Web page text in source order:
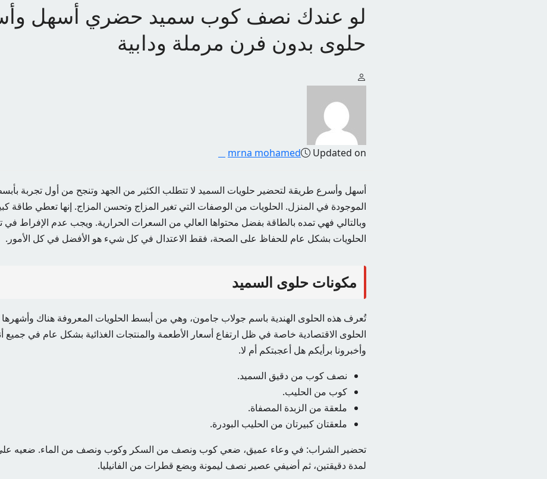
لو عندك نصف كوب سميد حضري أسهل
حلوى بدون فرن مرملة ودابية
mrna mohamed Updated on
أسهل وأسرع طريقة لتحضير حلويات السميد لا تتطلب الكثير من الجهد وتنجح من أول تجربة
الموجودة في المنزل. الحلويات من الوصفات التي تغير المزاج وتحسن المزاج. إنها تعطي طاقة
وبالتالي فهي تمده بالطاقة بفضل محتواها العالي من السعرات الحرارية. ويجب عدم الإفراط في
الحلويات بشكل عام للحفاظ على الصحة، فقط الاعتدال في كل شيء هو الأفضل في كل الأمور.
مكونات حلوى السميد
تُعرف هذه الحلوى الهندية باسم جولاب جامون، وهي من أبسط الحلويات المعروفة هناك وأشهرها
الحلوى الاقتصادية خاصة في ظل ارتفاع أسعار الأطعمة والمنتجات الغذائية بشكل عام في جميع
وأخبرونا برأيكم هل أعجبتكم أم لا.
نصف كوب من دقيق السميد.
كوب من الحليب.
ملعقة من الزبدة المصفاة.
ملعقتان كبيرتان من الحليب البودرة.
تحضير الشراب: في وعاء عميق، ضعي كوب ونصف من السكر وكوب ونصف من الماء. ضعيه على
لمدة دقيقتين، ثم أضيفي عصير نصف ليمونة وبضع قطرات من الفانيليا.